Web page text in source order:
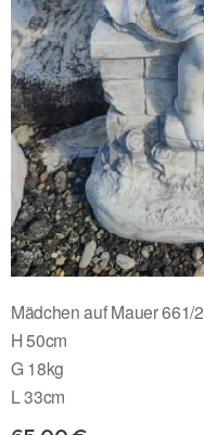
Mädchen auf Mauer 661/2
H 50cm
G 18kg
L 33cm